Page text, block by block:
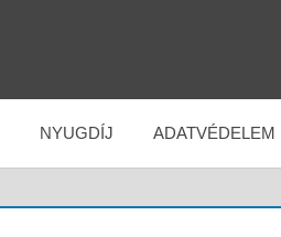
NYUGDÍJ ADATVÉDELEM